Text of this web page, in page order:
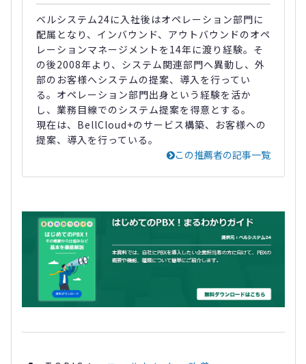
ベルシステム24に入社後はオペレーション部門に
配属となり、インバウンド、アウトバウンドのオペ
レーションマネージメントを14年に渡り経験。そ
の後2008年より、システム関連部門へ異動し、外
部のお客様へシステムの提案、導入を行ってい
る。オペレーション部門出身という経験を活か
し、業務目線でのシステム提案を得意とする。
現在は、BellCloud+のサービス構築、お客様への
提案、導入を行っている。
この推薦者の記事一覧